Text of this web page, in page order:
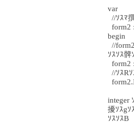
var
//ｿｽﾏ
form2
begin
//
ｿｽｿｽ髀
form2
//ｿｽR
integer
擾ｿｽgｿ
ｿｽｿｽB